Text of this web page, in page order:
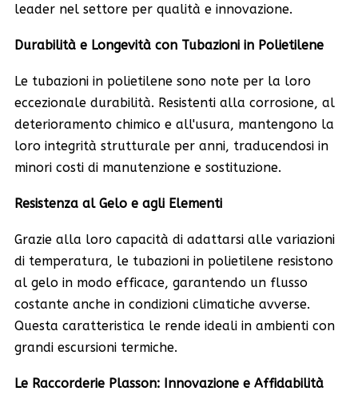
leader nel settore per qualità e innovazione.
Durabilità e Longevità con Tubazioni in Polietilene
Le tubazioni in polietilene sono note per la loro
eccezionale durabilità. Resistenti alla corrosione, al
deterioramento chimico e all'usura, mantengono la
loro integrità strutturale per anni, traducendosi in
minori costi di manutenzione e sostituzione.
Resistenza al Gelo e agli Elementi
Grazie alla loro capacità di adattarsi alle variazioni
di temperatura, le tubazioni in polietilene resistono
al gelo in modo efficace, garantendo un flusso
costante anche in condizioni climatiche avverse.
Questa caratteristica le rende ideali in ambienti con
grandi escursioni termiche.
Le Raccorderie Plasson: Innovazione e Affidabilità